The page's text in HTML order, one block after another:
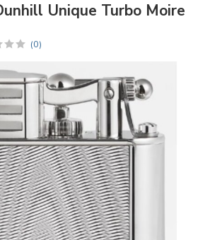
Unique Turbo Moire
(0)